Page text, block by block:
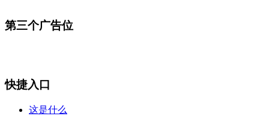
第三个广告位
快捷入口
这是什么